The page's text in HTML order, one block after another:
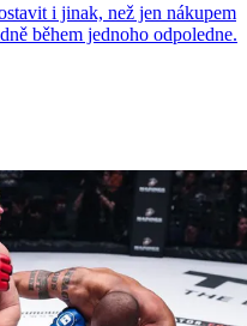
i jinak, než jen nákupem
během jednoho odpoledne.